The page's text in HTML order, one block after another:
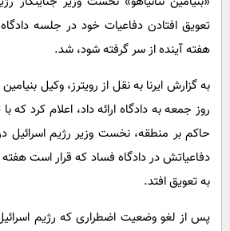
سرگرمی
حوادث
محیط زیست
سلامت
بین الملل
پیامک
روانشناسی
دانلود
تعویق افتادن دفاعیات خود در جلسه
هفته آینده از سر گرفته شود، شد.
به گزارش ایرنا به نقل از رویترز، وکیل
روز جمعه به دادگاه ارائه داد، اعلام کرد که
حاکم بر منطقه، نخست وزیر رژیم اسرائیل
دفاعیاتش در دادگاه فساد که قرار است هفته
به تعویق افتد.
پس از لغو وضعیت اضطراری که رژیم